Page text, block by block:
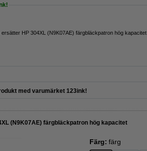
HP 304XL (N9K07AE) färgbläckpatron hög kapacitet
med varumärket 123ink!
(N9K07AE) färgbläckpatron hög kapacitet
Färg: färg